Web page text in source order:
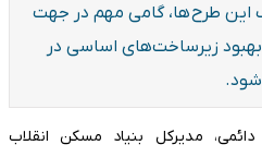
طرح ها، گامی مهم در جهت
زیرساخت‌های اساسی در
مدیرکل بنیاد مسکن انقلاب